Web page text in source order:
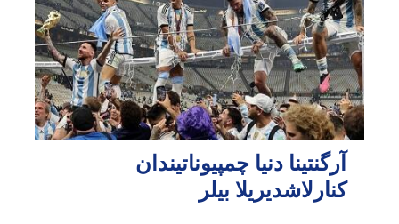
آرگنتینا دنیا چمپیوناتیندان
کنارلاشدیریلا بیلر